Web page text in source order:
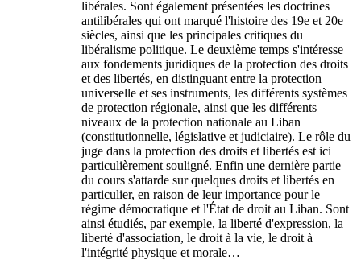
libérales. Sont également présentées les doctrines
antilibérales qui ont marqué l'histoire des 19e et 20e
siècles, ainsi que les principales critiques du
libéralisme politique. Le deuxième temps s'intéresse
aux fondements juridiques de la protection des droits
et des libertés, en distinguant entre la protection
universelle et ses instruments, les différents systèmes
de protection régionale, ainsi que les différents
niveaux de la protection nationale au Liban
(constitutionnelle, législative et judiciaire). Le rôle du
juge dans la protection des droits et libertés est ici
particulièrement souligné. Enfin une dernière partie
du cours s'attarde sur quelques droits et libertés en
particulier, en raison de leur importance pour le
régime démocratique et l'État de droit au Liban. Sont
ainsi étudiés, par exemple, la liberté d'expression, la
liberté d'association, le droit à la vie, le droit à
l'intégrité physique et morale…